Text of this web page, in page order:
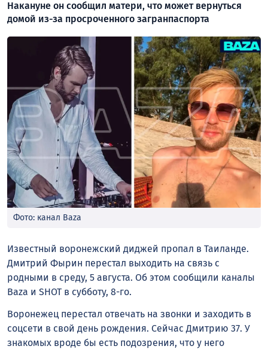
Накануне он сообщил матери, что может вернуться
домой из-за просроченного загранпаспорта
Фото: канал Baza
Известный воронежский диджей пропал в Таиланде.
Дмитрий Фырин перестал выходить на связь с
родными в среду, 5 августа. Об этом сообщили каналы
Baza и SHOT в субботу, 8-го.
Воронежец перестал отвечать на звонки и заходить в
соцсети в свой день рождения. Сейчас Дмитрию 37. У
знакомых вроде бы есть подозрения, что у него